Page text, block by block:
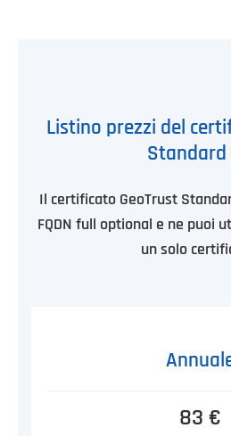
Listino prezzi del
Standard
Il certificato GeoTrust
FQDN full optional e ne puoi
un solo
83 €